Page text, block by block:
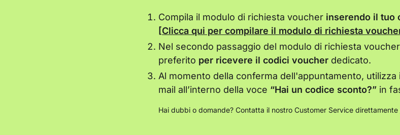
Compila il modulo di richiesta voucher inserendo il tuo
[Clicca qui per compilare il modulo di richiesta
Nel secondo passaggio del modulo di richiesta
preferito per ricevere il codici voucher dedicato.
Al momento della conferma dell'appuntamento,
mail all’interno della voce “Hai un codice sconto?” in
Hai dubbi o domande? Contatta il nostro Customer Service direttamente